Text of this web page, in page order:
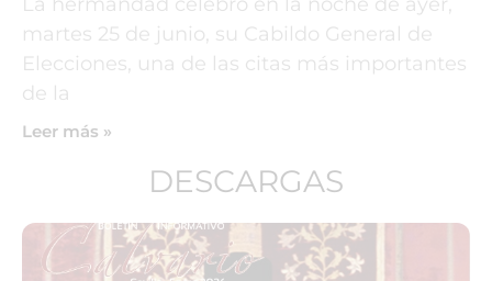
martes 25 de junio, su Cabildo General de
Elecciones, una de las citas más importantes
de la
Leer más »
DESCARGAS